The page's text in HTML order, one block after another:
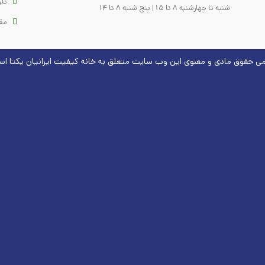
شنبه تا چهارشنبه 8 تا 15 | پنج شنبه 8 تا 14
حقوق مادی و معنوی این وب سایت متعلق به خانه کیفیت ایرانیان یکتا